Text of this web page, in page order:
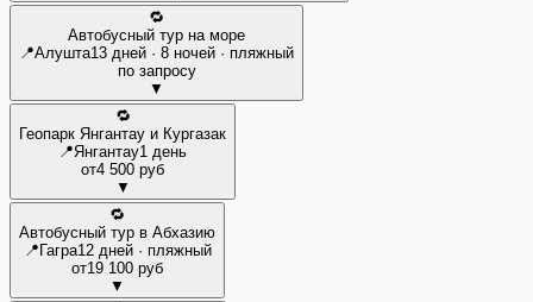
🔁
Автобусный тур на море
📍Алушта13 дней · 8 ночей · пляжный
по запросу
▼
🔁
Геопарк Янгантау и Кургазак
📍Янгантау1 день
от4 500 руб
▼
🔁
Автобусный тур в Абхазию
📍Гагра12 дней · пляжный
от19 100 руб
▼